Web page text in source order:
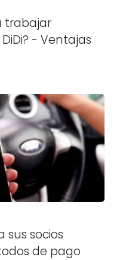
trabajar
- Ventajas
sus socios
de pago